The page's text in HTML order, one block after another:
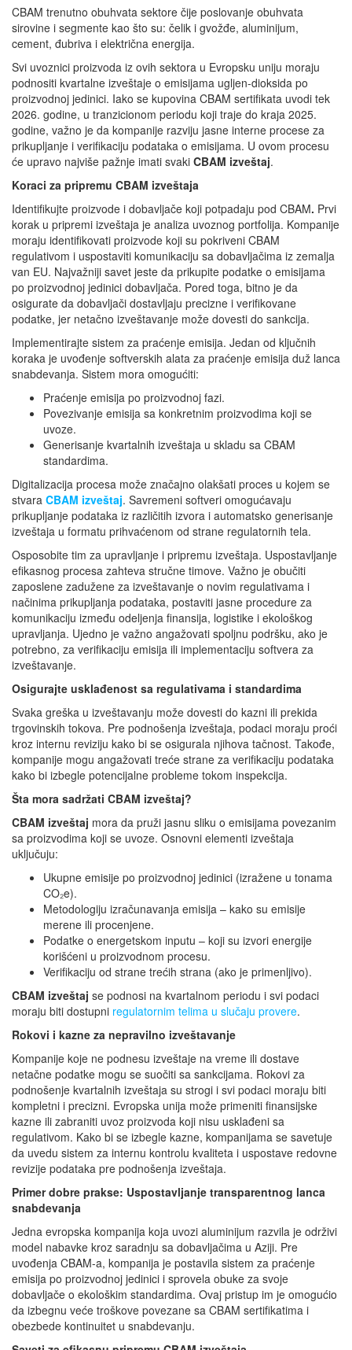
CBAM trenutno obuhvata sektore čije poslovanje obuhvata
sirovine i segmente kao što su: čelik i gvožđe, aluminijum,
cement, đubriva i električna energija.
Svi uvoznici proizvoda iz ovih sektora u Evropsku uniju moraju
podnositi kvartalne izveštaje o emisijama ugljen-dioksida po
proizvodnoj jedinici. Iako se kupovina CBAM sertifikata uvodi tek
2026. godine, u tranzicionom periodu koji traje do kraja 2025.
godine, važno je da kompanije razviju jasne interne procese za
prikupljanje i verifikaciju podataka o emisijama. U ovom procesu
će upravo najviše pažnje imati svaki CBAM izveštaj.
Koraci za pripremu CBAM izveštaja
Identifikujte proizvode i dobavljače koji potpadaju pod CBAM. Prvi
korak u pripremi izveštaja je analiza uvoznog portfolija. Kompanije
moraju identifikovati proizvode koji su pokriveni CBAM
regulativom i uspostaviti komunikaciju sa dobavljačima iz zemalja
van EU. Najvažniji savet jeste da prikupite podatke o emisijama
po proizvodnoj jedinici dobavljača. Pored toga, bitno je da
osigurate da dobavljači dostavljaju precizne i verifikovane
podatke, jer netačno izveštavanje može dovesti do sankcija.
Implementirajte sistem za praćenje emisija. Jedan od ključnih
koraka je uvođenje softverskih alata za praćenje emisija duž lanca
snabdevanja. Sistem mora omogućiti:
Praćenje emisija po proizvodnoj fazi.
Povezivanje emisija sa konkretnim proizvodima koji se
uvoze.
Generisanje kvartalnih izveštaja u skladu sa CBAM
standardima.
Digitalizacija procesa može značajno olakšati proces u kojem se
stvara CBAM izveštaj. Savremeni softveri omogućavaju
prikupljanje podataka iz različitih izvora i automatsko generisanje
izveštaja u formatu prihvaćenom od strane regulatornih tela.
Osposobite tim za upravljanje i pripremu izveštaja. Uspostavljanje
efikasnog procesa zahteva stručne timove. Važno je obučiti
zaposlene zadužene za izveštavanje o novim regulativama i
načinima prikupljanja podataka, postaviti jasne procedure za
komunikaciju između odeljenja finansija, logistike i ekološkog
upravljanja. Ujedno je važno angažovati spoljnu podršku, ako je
potrebno, za verifikaciju emisija ili implementaciju softvera za
izveštavanje.
Osigurajte usklađenost sa regulativama i standardima
Svaka greška u izveštavanju može dovesti do kazni ili prekida
trgovinskih tokova. Pre podnošenja izveštaja, podaci moraju proći
kroz internu reviziju kako bi se osigurala njihova tačnost. Takođe,
kompanije mogu angažovati treće strane za verifikaciju podataka
kako bi izbegle potencijalne probleme tokom inspekcija.
Šta mora sadržati CBAM izveštaj?
CBAM izveštaj mora da pruži jasnu sliku o emisijama povezanim
sa proizvodima koji se uvoze. Osnovni elementi izveštaja
uključuju:
Ukupne emisije po proizvodnoj jedinici (izražene u tonama
CO₂e).
Metodologiju izračunavanja emisija – kako su emisije
merene ili procenjene.
Podatke o energetskom inputu – koji su izvori energije
korišćeni u proizvodnom procesu.
Verifikaciju od strane trećih strana (ako je primenljivo).
CBAM izveštaj se podnosi na kvartalnom periodu i svi podaci
moraju biti dostupni regulatornim telima u slučaju provere.
Rokovi i kazne za nepravilno izveštavanje
Kompanije koje ne podnesu izveštaje na vreme ili dostave
netačne podatke mogu se suočiti sa sankcijama. Rokovi za
podnošenje kvartalnih izveštaja su strogi i svi podaci moraju biti
kompletni i precizni. Evropska unija može primeniti finansijske
kazne ili zabraniti uvoz proizvoda koji nisu usklađeni sa
regulativom. Kako bi se izbegle kazne, kompanijama se savetuje
da uvedu sistem za internu kontrolu kvaliteta i uspostave redovne
revizije podataka pre podnošenja izveštaja.
Primer dobre prakse: Uspostavljanje transparentnog lanca
snabdevanja
Jedna evropska kompanija koja uvozi aluminijum razvila je održivi
model nabavke kroz saradnju sa dobavljačima u Aziji. Pre
uvođenja CBAM-a, kompanija je postavila sistem za praćenje
emisija po proizvodnoj jedinici i sprovela obuke za svoje
dobavljače o ekološkim standardima. Ovaj pristup im je omogućio
da izbegnu veće troškove povezane sa CBAM sertifikatima i
obezbede kontinuitet u snabdevanju.